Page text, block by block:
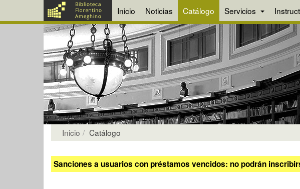
Inicio Noticias Catálogo Servicios
Inicio Catálogo
Sanciones a usuarios con préstamos vencidos: no podrán